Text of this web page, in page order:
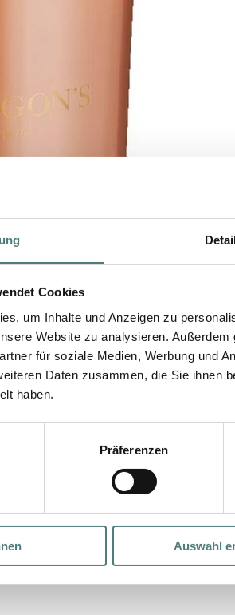
Cookies
um Inhalte und Anzeigen zu
Website zu analysieren.
für soziale Medien, Werbung und
Daten zusammen, die Sie ihnen
haben.
Präferenzen
Auswahl